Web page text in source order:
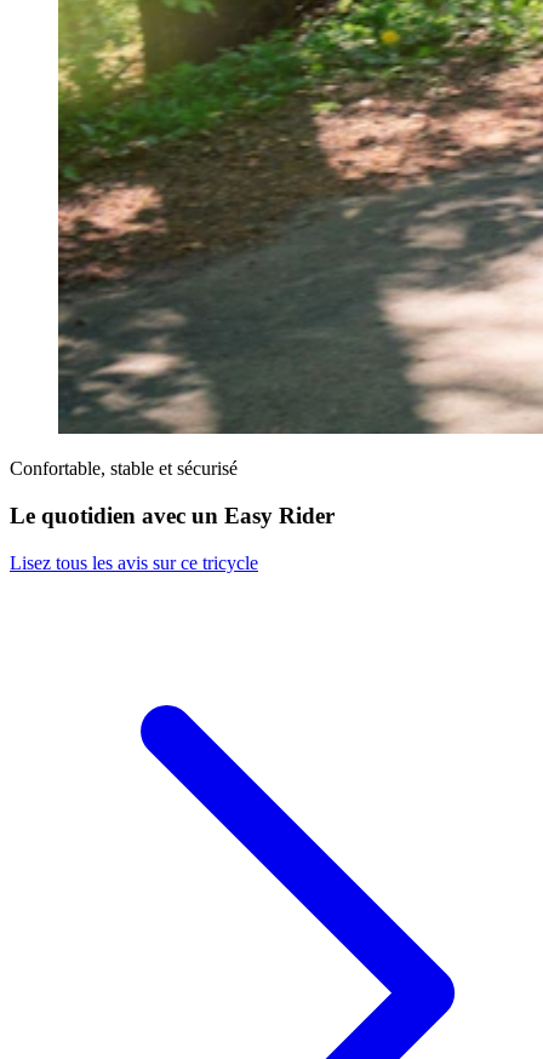
Confortable, stable et sécurisé
Le quotidien avec un Easy Rider
Lisez tous les avis sur ce tricycle